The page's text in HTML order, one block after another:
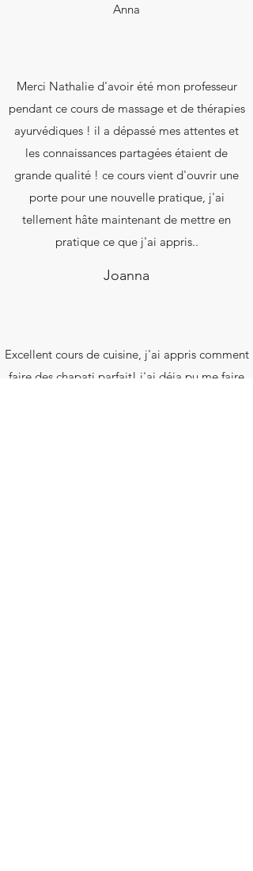
Anna
Merci Nathalie d'avoir été mon professeur
pendant ce cours de massage et de thérapies
ayurvédiques ! il a dépassé mes attentes et
les connaissances partagées étaient de
grande qualité ! ce cours vient d'ouvrir une
porte pour une nouvelle pratique, j'ai
tellement hâte maintenant de mettre en
pratique ce que j'ai appris..
Joanna
Excellent cours de cuisine, j'ai appris comment
faire des chapati parfait! j'ai déja pu me faire